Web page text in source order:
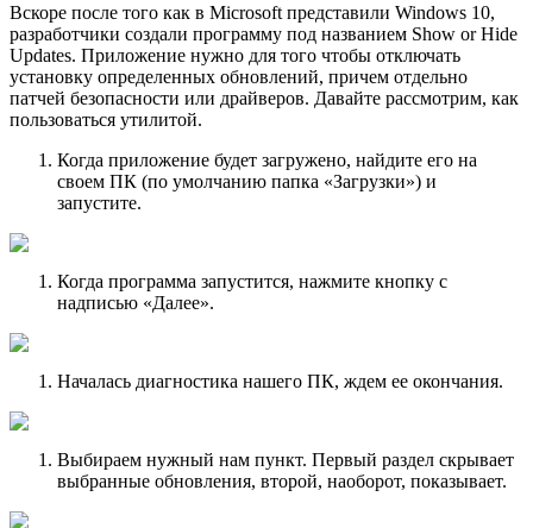
Вскоре после того как в Microsoft представили Windows 10,
разработчики создали программу под названием Show or Hide
Updates. Приложение нужно для того чтобы отключать
установку определенных обновлений, причем отдельно
патчей безопасности или драйверов. Давайте рассмотрим, как
пользоваться утилитой.
Когда приложение будет загружено, найдите его на
своем ПК (по умолчанию папка «Загрузки») и
запустите.
Когда программа запустится, нажмите кнопку с
надписью «Далее».
Началась диагностика нашего ПК, ждем ее окончания.
Выбираем нужный нам пункт. Первый раздел скрывает
выбранные обновления, второй, наоборот, показывает.